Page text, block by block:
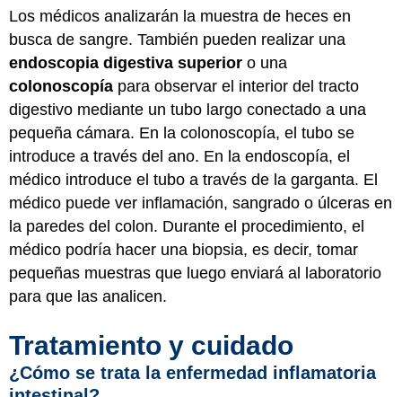
Los médicos analizarán la muestra de heces en
busca de sangre. También pueden realizar una
endoscopia digestiva superior o una
colonoscopía para observar el interior del tracto
digestivo mediante un tubo largo conectado a una
pequeña cámara. En la colonoscopía, el tubo se
introduce a través del ano. En la endoscopía, el
médico introduce el tubo a través de la garganta. El
médico puede ver inflamación, sangrado o úlceras en
la paredes del colon. Durante el procedimiento, el
médico podría hacer una biopsia, es decir, tomar
pequeñas muestras que luego enviará al laboratorio
para que las analicen.
Tratamiento y cuidado
¿Cómo se trata la enfermedad inflamatoria